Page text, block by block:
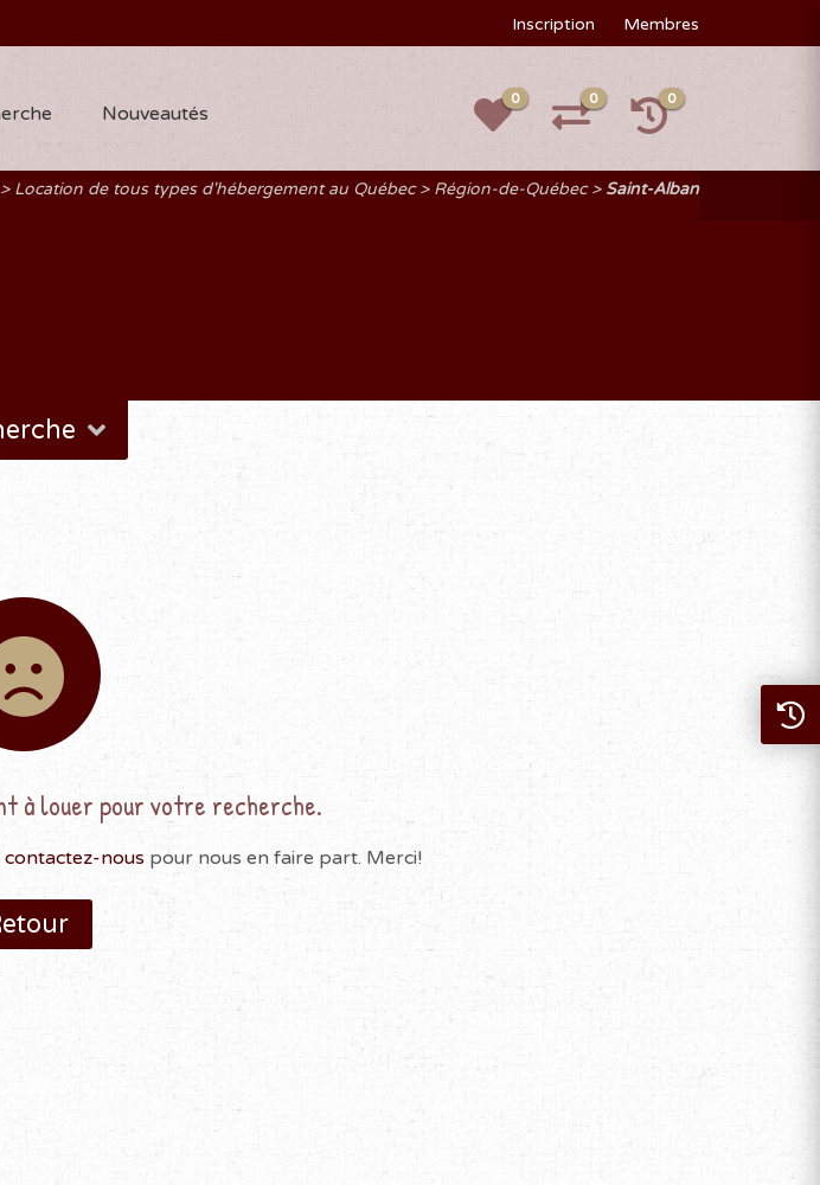
Inscription Membres
Nouveautés
0 0 0
Location de tous types d'hébergement au Québec Région-de-Québec Saint-Alban
à louer pour votre recherche.
contactez-nouspour nous en faire part. Merci!